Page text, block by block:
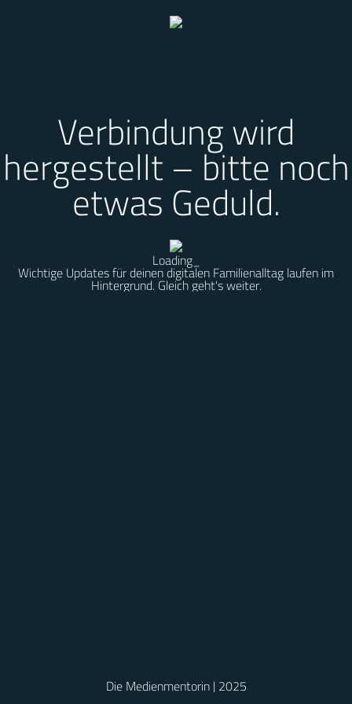
Verbindung wird
hergestellt – bitte noch
etwas Geduld.
Loading_
Wichtige Updates für deinen digitalen Familienalltag laufen im
Hintergrund. Gleich geht's weiter.
Die Medienmentorin | 2025